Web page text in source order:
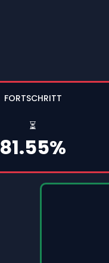
FORTSCHRITT
⏳
81.55%